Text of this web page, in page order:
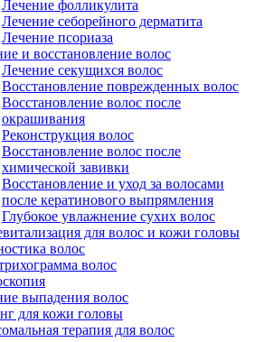
Лечение фолликулита
Лечение себорейного дерматита
Лечение псориаза
и восстановление волос
Лечение секущихся волос
Восстановление поврежденных волос
Восстановление волос после
окрашивания
Реконструкция волос
Восстановление волос после
химической завивки
Восстановление и уход за волосами
после кератинового выпрямления
Глубокое увлажнение сухих волос
для волос и кожи головы
волос
волос
выпадения волос
для кожи головы
терапия для волос